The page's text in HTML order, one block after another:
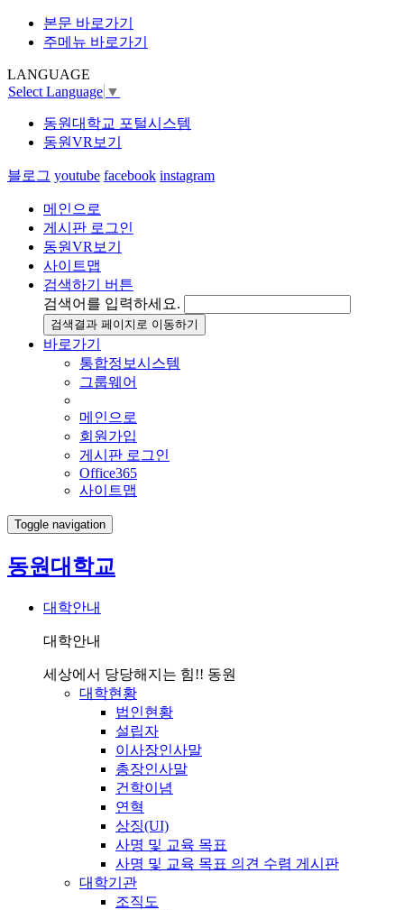
본문 바로가기
주메뉴 바로가기
LANGUAGE
Select Language ▼
동원대학교 포털시스템
동원VR보기
블로그 youtube facebook instagram
메인으로
게시판 로그인
동원VR보기
사이트맵
검색하기 버튼
검색어를 입력하세요.
검색결과 페이지로 이동하기
바로가기
통합정보시스템
그룹웨어
메인으로
회원가입
게시판 로그인
Office365
사이트맵
Toggle navigation
동원대학교
대학안내
대학안내
세상에서 당당해지는 힘!! 동원
대학현황
법인현황
설립자
이사장인사말
총장인사말
건학이념
연혁
상징(UI)
사명 및 교육 목표
사명 및 교육 목표 의견 수렴 게시판
대학기관
조직도